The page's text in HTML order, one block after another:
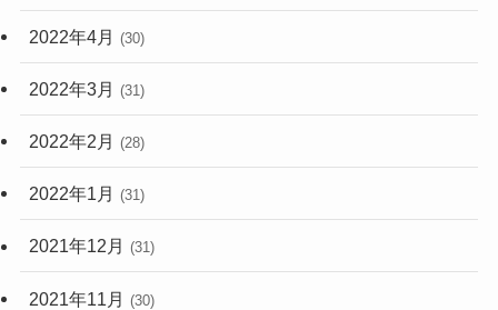
2022年4月 (30)
2022年3月 (31)
2022年2月 (28)
2022年1月 (31)
2021年12月 (31)
2021年11月 (30)